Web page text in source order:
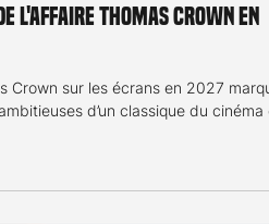
L'Affaire Thomas Crown en
Crown sur les écrans en 2027
d’un classique du cinéma